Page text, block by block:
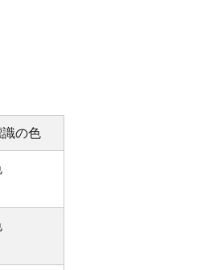
識の色